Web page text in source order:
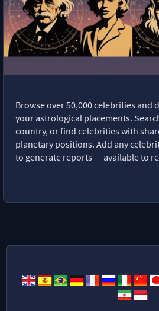
Browse over 50,000 celebrities and
your astrological placements.
country, or find celebrities with
planetary positions. Add any
to generate reports — available to